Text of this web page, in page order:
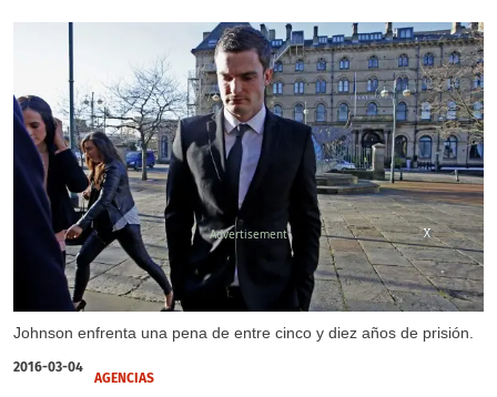
Johnson enfrenta una pena de entre cinco y diez años de prisión.
X
X
X
X
2016-03-04
AGENCIAS